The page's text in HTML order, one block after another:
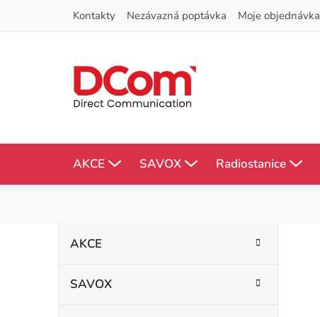
Kontakty Nezávazná poptávka Moje objednávka
AKCE SAVOX Radiostanice
P
kategorie
AKCE
SAVOX